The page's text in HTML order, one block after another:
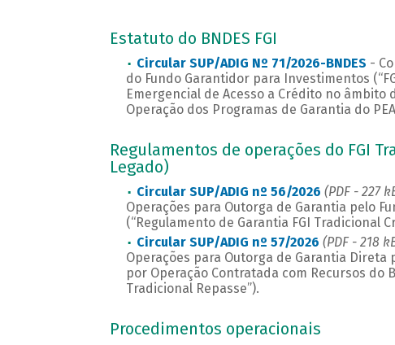
Estatuto do BNDES FGI
Circular SUP/ADIG Nº 71/2026-BNDES -
do Fundo Garantidor para Investimentos
Emergencial de Acesso a Crédito no
Operação dos Programas de Garantia do
Regulamentos de operações do FGI
Legado)
Circular SUP/ADIG nº 56/2026 (PDF - 227
Operações para Outorga de Garantia pelo
(“Regulamento de Garantia FGI Tradicional
Circular SUP/ADIG nº 57/2026 (PDF - 218
Operações para Outorga de Garantia
por Operação Contratada com Recursos do
Tradicional Repasse”).
Procedimentos operacionais